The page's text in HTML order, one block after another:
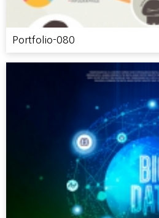
Portfolio-080